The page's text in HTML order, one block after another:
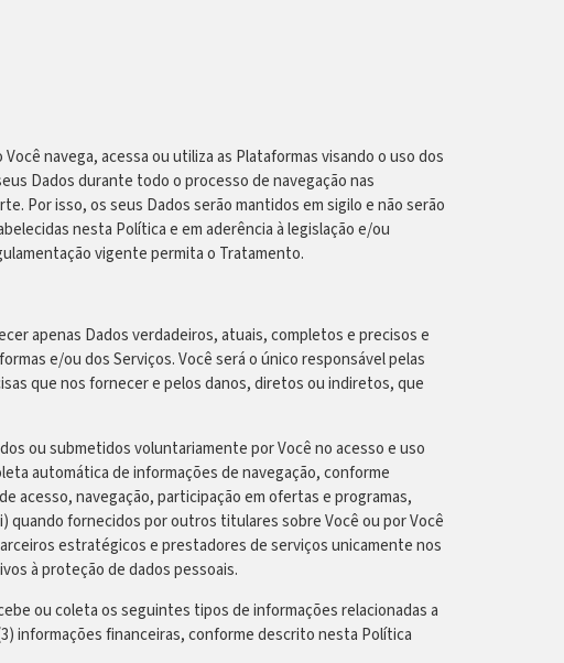
navega, acessa ou utiliza as Plataformas visando o uso dos
Dados durante todo o processo de navegação nas
Por isso, os seus Dados serão mantidos em sigilo e não serão
nesta Política e em aderência à legislação e/ou
vigente permita o Tratamento.
apenas Dados verdadeiros, atuais, completos e precisos e
e/ou dos Serviços. Você será o único responsável pelas
que nos fornecer e pelos danos, diretos ou indiretos, que
ou submetidos voluntariamente por Você no acesso e uso
automática de informações de navegação, conforme
acesso, navegação, participação em ofertas e programas,
fornecidos por outros titulares sobre Você ou por Você
estratégicos e prestadores de serviços unicamente nos
à proteção de dados pessoais.
ou coleta os seguintes tipos de informações relacionadas a
informações financeiras, conforme descrito nesta Política